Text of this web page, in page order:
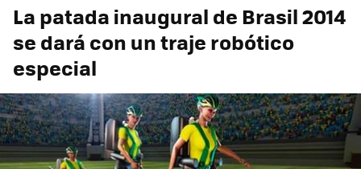
La patada inaugural de Brasil 2014
se dará con un traje robótico
especial